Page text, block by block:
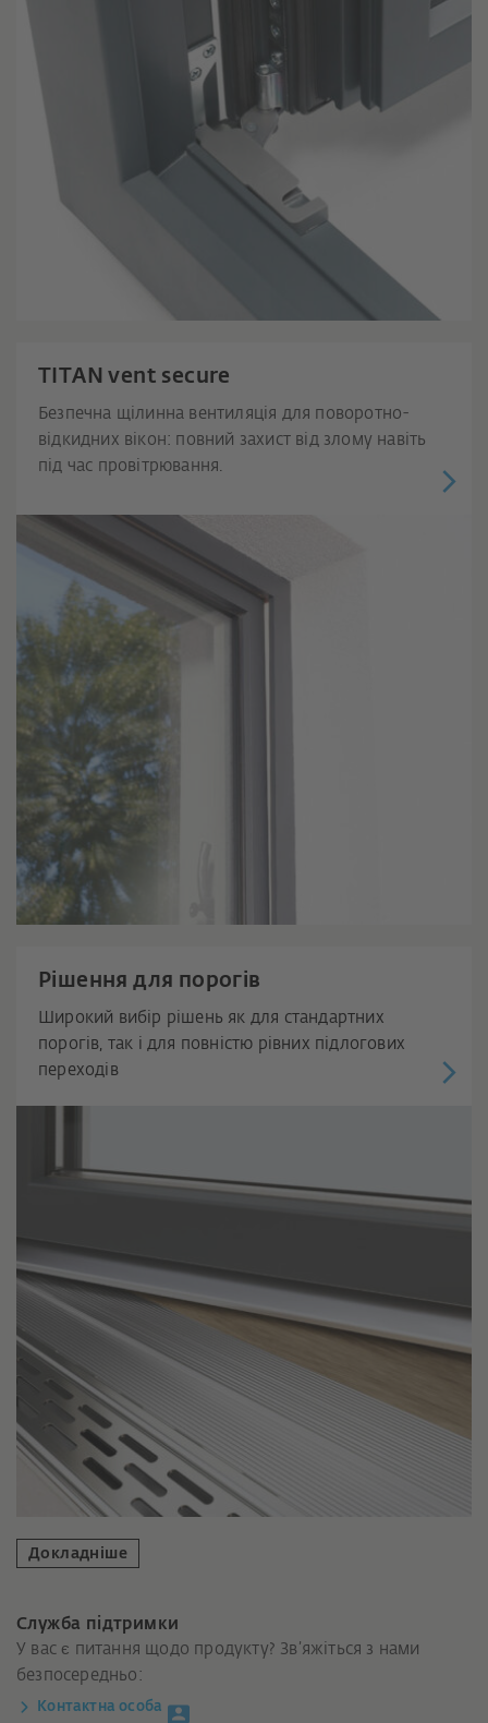
TITAN vent secure
Безпечна щілинна вентиляція для поворотно-
відкидних вікон: повний захист від злому навіть
під час провітрювання.
Рішення для порогів
Широкий вибір рішень як для стандартних
порогів, так і для повністю рівних підлогових
переходів
Докладніше
Служба підтримки
У вас є питання щодо продукту? Зв’яжіться з нами
безпосередньо:
Контактна особа